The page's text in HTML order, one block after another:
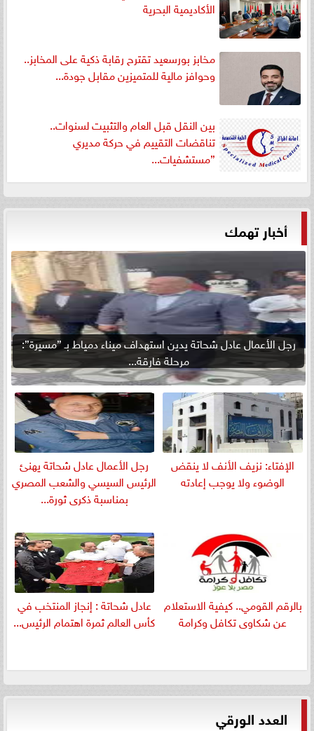
الأكاديمية البحرية
مخابز بورسعيد تقترح رقابة ذكية على المخابز..
وحوافز مالية للمتميزين مقابل جودة...
بين النقل قبل العام والتثبيت لسنوات..
تناقضات التقييم في حركة مديري
”مستشفيات...
أخبار تهمك
رجل الأعمال عادل شحاتة يدين استهداف ميناء دمياط بـ ”مسيرة”:
مرحلة فارقة...
الإفتاء: نزيف الأنف لا ينقض
الوضوء ولا يوجب إعادته
رجل الأعمال عادل شحاتة يهنئ
الرئيس السيسي والشعب المصري
بمناسبة ذكرى ثورة...
بالرقم القومي.. كيفية الاستعلام
عن شكاوى تكافل وكرامة
عادل شحاتة : إنجاز المنتخب في
كأس العالم ثمرة اهتمام الرئيس...
العدد الورقي